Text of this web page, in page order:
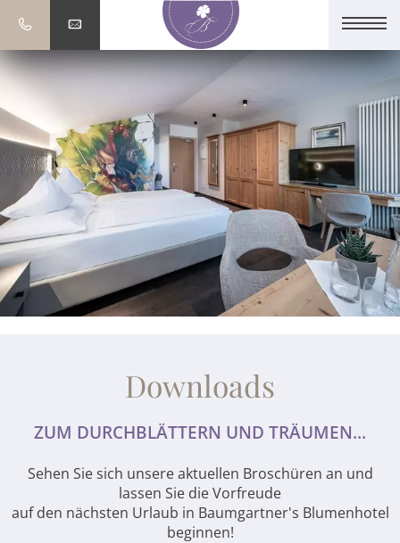
Downloads
ZUM DURCHBLÄTTERN UND TRÄUMEN...
Sehen Sie sich unsere aktuellen Broschüren an und
lassen Sie die Vorfreude
auf den nächsten Urlaub in Baumgartner's Blumenhotel
beginnen!